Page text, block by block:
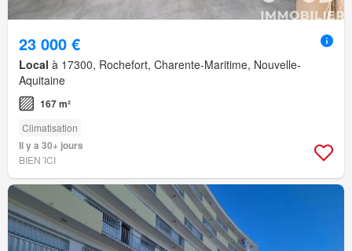
23 000 €
Local à 17300, Rochefort, Charente-Maritime, Nouvelle-
Aquitaine
167 m²
Climatisation
Il y a 30+ jours
BIEN´ICI